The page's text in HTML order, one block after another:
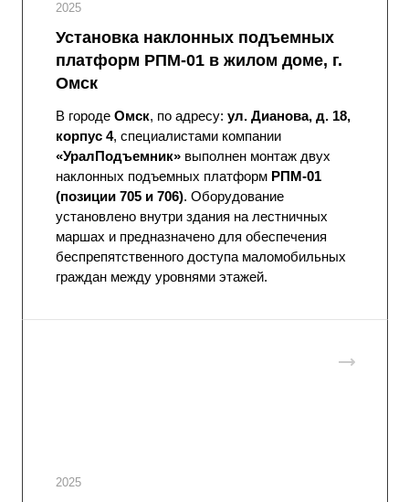
2025
Установка наклонных подъемных
платформ РПМ-01 в жилом доме, г.
Омск
В городе Омск, по адресу: ул. Дианова, д. 18,
корпус 4, специалистами компании
«УралПодъемник» выполнен монтаж двух
наклонных подъемных платформ РПМ-01
(позиции 705 и 706). Оборудование
установлено внутри здания на лестничных
маршах и предназначено для обеспечения
беспрепятственного доступа маломобильных
граждан между уровнями этажей.
2025